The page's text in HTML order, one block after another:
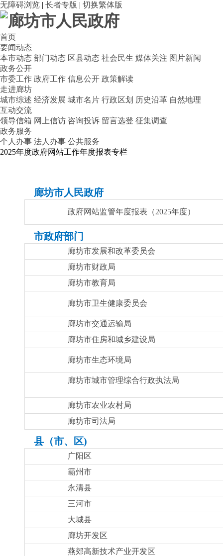
无障碍浏览 | 长者专版 | 切换繁体版
首页
要闻动态
本市动态 部门动态 区县动态 社会民生 媒体关注 图片新闻
政务公开
市委工作 政府工作 信息公开 政策解读
走进廊坊
城市综述 经济发展 城市名片 行政区划 历史沿革 自然地理
互动交流
领导信箱 网上信访 咨询投诉 留言选登 征集调查
政务服务
个人办事 法人办事 公共服务
2025年度政府网站工作年度报表专栏
廊坊市人民政府
政府网站监管年度报表（2025年度）
市政府部门
廊坊市发展和改革委员会
廊坊市财政局
廊坊市教育局
廊坊市卫生健康委员会
廊坊市交通运输局
廊坊市住房和城乡建设局
廊坊市生态环境局
廊坊市城市管理综合行政执法局
廊坊市农业农村局
廊坊市司法局
县（市、区)
广阳区
霸州市
永清县
三河市
大城县
廊坊开发区
燕郊高新技术产业开发区